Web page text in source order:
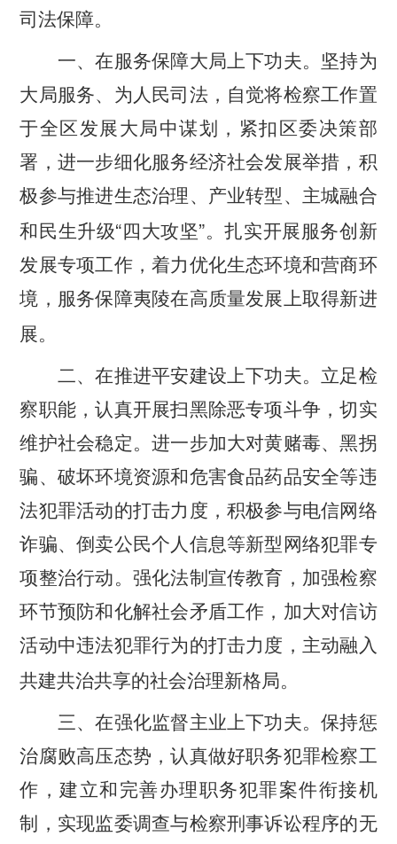
司法保障。
一、在服务保障大局上下功夫。 坚持为
大局服务、为人民司法，自觉将检察工作置
于全区发展大局中谋划，紧扣区委决策部
署，进一步细化服务经济社会发展举措，积
极参与推进生态治理、产业转型、主城融合
和民生升级“四大攻坚”。扎实开展服务创新
发展专项工作，着力优化生态环境和营商环
境，服务保障夷陵在高质量发展上取得新进
展。
二、在推进平安建设上下功夫。 立足检
察职能，认真开展扫黑除恶专项斗争，切实
维护社会稳定。进一步加大对黄赌毒、黑拐
骗、破坏环境资源和危害食品药品安全等违
法犯罪活动的打击力度，积极参与电信网络
诈骗、倒卖公民个人信息等新型网络犯罪专
项整治行动。强化法制宣传教育，加强检察
环节预防和化解社会矛盾工作，加大对信访
活动中违法犯罪行为的打击力度，主动融入
共建共治共享的社会治理新格局。
三、在强化监督主业上下功夫。保持惩
治腐败高压态势，认真做好职务犯罪检察工
作，建立和完善办理职务犯罪案件衔接机
制，实现监委调查与检察刑事诉讼程序的无